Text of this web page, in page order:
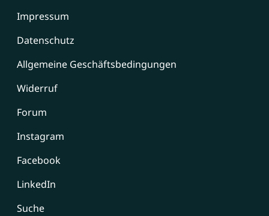
Impressum
Datenschutz
Allgemeine Geschäftsbedingungen
Widerruf
Forum
Instagram
Facebook
LinkedIn
Suche